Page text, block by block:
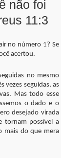
não foi
11:3
no número 1? Se
acertou.
no mesmo
vezes seguidas, as
Mas todo esse
o dado e o
desejado virada
tornam possível a
mais do que mera